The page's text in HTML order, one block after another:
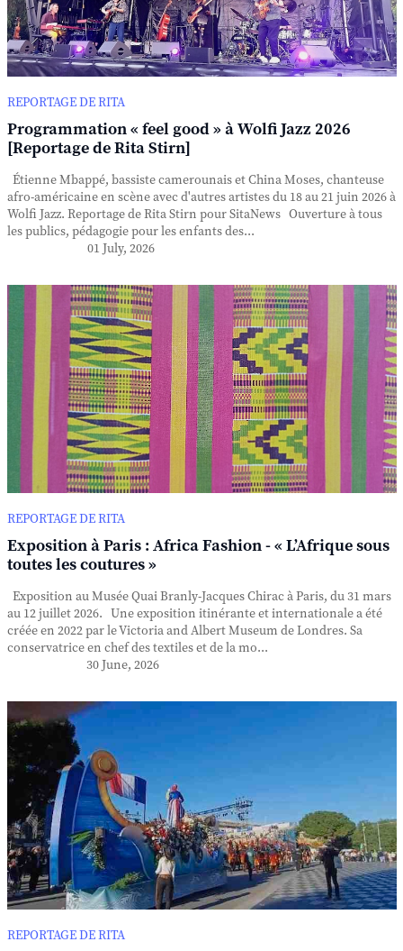
REPORTAGE DE RITA
Programmation « feel good » à Wolfi Jazz 2026
[Reportage de Rita Stirn]
Étienne Mbappé, bassiste camerounais et China Moses, chanteuse
afro-américaine en scène avec d'autres artistes du 18 au 21 juin 2026 à
Wolfi Jazz. Reportage de Rita Stirn pour SitaNews Ouverture à tous
les publics, pédagogie pour les enfants des...
01 July, 2026
REPORTAGE DE RITA
Exposition à Paris : Africa Fashion - « L’Afrique sous
toutes les coutures »
Exposition au Musée Quai Branly-Jacques Chirac à Paris, du 31 mars
au 12 juillet 2026. Une exposition itinérante et internationale a été
créée en 2022 par le Victoria and Albert Museum de Londres. Sa
conservatrice en chef des textiles et de la mo...
30 June, 2026
REPORTAGE DE RITA